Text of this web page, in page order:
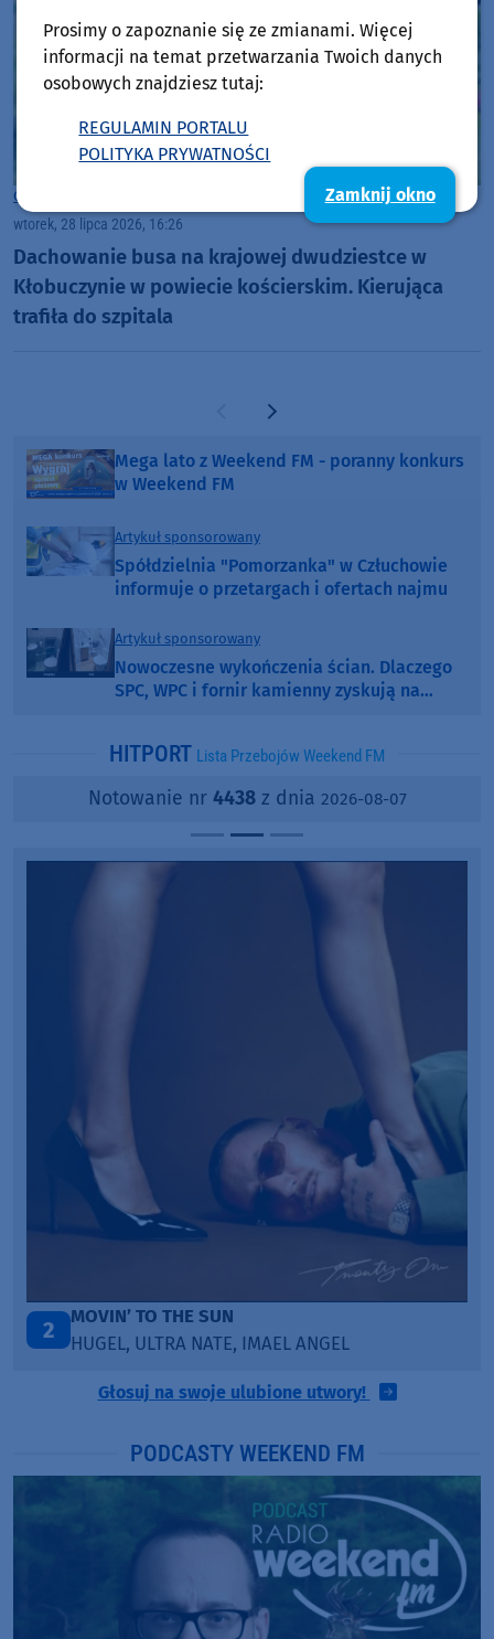
Gmina Kościerzyna
wtorek, 28 lipca 2026, 16:26
Dachowanie busa na krajowej dwudziestce w
Kłobuczynie w powiecie kościerskim. Kierująca
trafiła do szpitala
Poprzednia strona
Następna strona
Mega lato z Weekend FM - poranny konkurs
w Weekend FM
Artykuł sponsorowany
Spółdzielnia "Pomorzanka" w Człuchowie
informuje o przetargach i ofertach najmu
Artykuł sponsorowany
Nowoczesne wykończenia ścian. Dlaczego
SPC, WPC i fornir kamienny zyskują na
HITPORT Lista Przebojów Weekend FM
Notowanie nr 4438z dnia 2026-08-07
3
LEGENDARY LOVERS (SAVE ME)
KATY PERRY & CHIEF KEEF
Głosuj na swoje ulubione utwory!
PODCASTY WEEKEND FM
Prosimy o zapoznanie się ze zmianami. Więcej
informacji na temat przetwarzania Twoich danych
osobowych znajdziesz tutaj:
REGULAMIN PORTALU
POLITYKA PRYWATNOŚCI
Zamknij okno